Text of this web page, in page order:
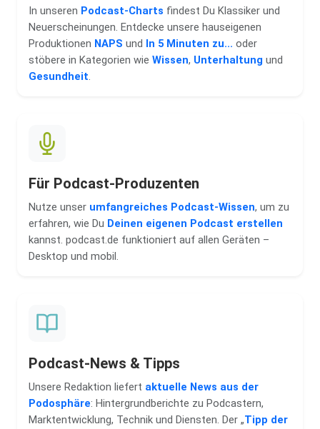
In unseren Podcast-Charts findest Du Klassiker und
Neuerscheinungen. Entdecke unsere hauseigenen
Produktionen NAPS und In 5 Minuten zu... oder
stöbere in Kategorien wie Wissen, Unterhaltung und
Gesundheit.
Für Podcast-Produzenten
Nutze unser umfangreiches Podcast-Wissen, um zu
erfahren, wie Du Deinen eigenen Podcast erstellen
kannst. podcast.de funktioniert auf allen Geräten –
Desktop und mobil.
Podcast-News & Tipps
Unsere Redaktion liefert aktuelle News aus der
Podosphäre: Hintergrundberichte zu Podcastern,
Marktentwicklung, Technik und Diensten. Der „Tipp der